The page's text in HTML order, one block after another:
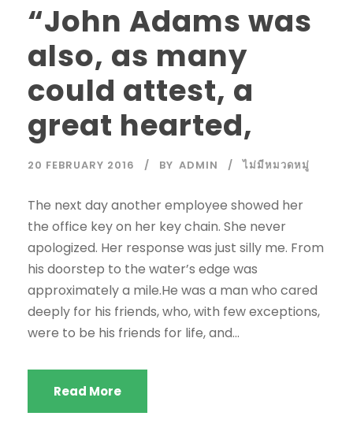
“John Adams was
also, as many
could attest, a
great hearted,
20 FEBRUARY 2016 BY ADMIN ไม่มีหมวดหมู่
The next day another employee showed her
the office key on her key chain. She never
apologized. Her response was just silly me. From
his doorstep to the water’s edge was
approximately a mile.He was a man who cared
deeply for his friends, who, with few exceptions,
were to be his friends for life, and...
Read More